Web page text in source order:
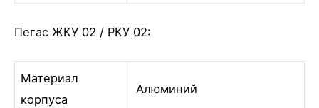
Пегас ЖКУ 02 / РКУ 02:
Материал
корпуса
Алюминий